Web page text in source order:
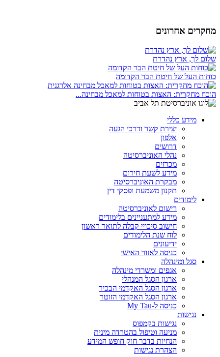
מחקרים אחרונים
שלום לך, ארץ נהדרת
כוחות העל של חיטת הבר הקדומה
הוכח מחקרית: האצות בטוחות למאכל מבחינה...
מידע כללי
יצירת קשר ודרכי הגעה
אלפון
דרושים
נהלי האוניברסיטה
מכרזים
מידע לשעת חירום
מבקרת האוניברסיטה
תקנון משמעת ופסקי דין
לימודים
רישום לאוניברסיטה
מידע למתעניינים בלימודים
חישוב סיכויי קבלה לתואר ראשון
לוח שנת הלימודים
ידיעונים
כניסה לאזור האישי
סגל ומינהלה
אגפים ומשרדי מינהלה
ארגון הסגל המנהלי
ארגון הסגל האקדמי הבכיר
ארגון הסגל האקדמי הזוטר
כניסה ל-My Tau
נגישות
נגישות בקמפוס
מניעה וטיפול בהטרדה מינית
הנחיות בדבר חוק חופש המידע
הצהרת נגישות